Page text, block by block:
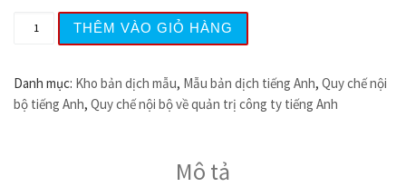
Mẫu Quy chế nội bộ về quản trị công ty tiếng Anh song
THÊM VÀO GIỎ HÀNG
Danh mục: Kho bản dịch mẫu, Mẫu bản dịch tiếng Anh, Quy chế nội
bộ tiếng Anh, Quy chế nội bộ về quản trị công ty tiếng Anh
Mô tả